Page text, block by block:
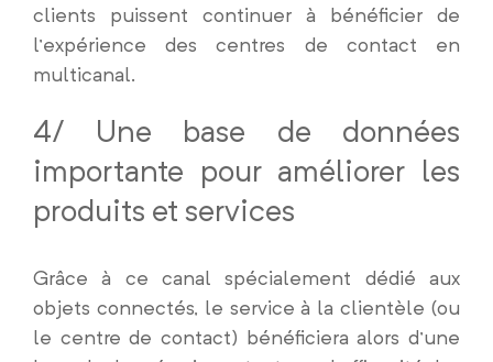
clients puissent continuer à bénéficier de
l’expérience des centres de contact en
multicanal.
4/ Une base de données
importante pour améliorer les
produits et services
Grâce à ce canal spécialement dédié aux
objets connectés, le service à la clientèle (ou
le centre de contact) bénéficiera alors d’une